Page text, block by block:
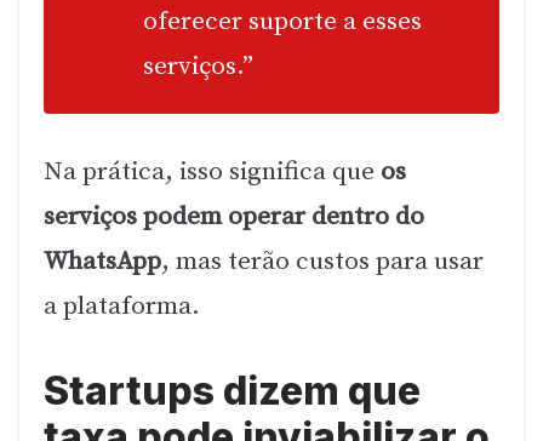
oferecer suporte a esses
serviços.”
Na prática, isso significa que os
serviços podem operar dentro do
WhatsApp, mas terão custos para usar
a plataforma.
Startups dizem que